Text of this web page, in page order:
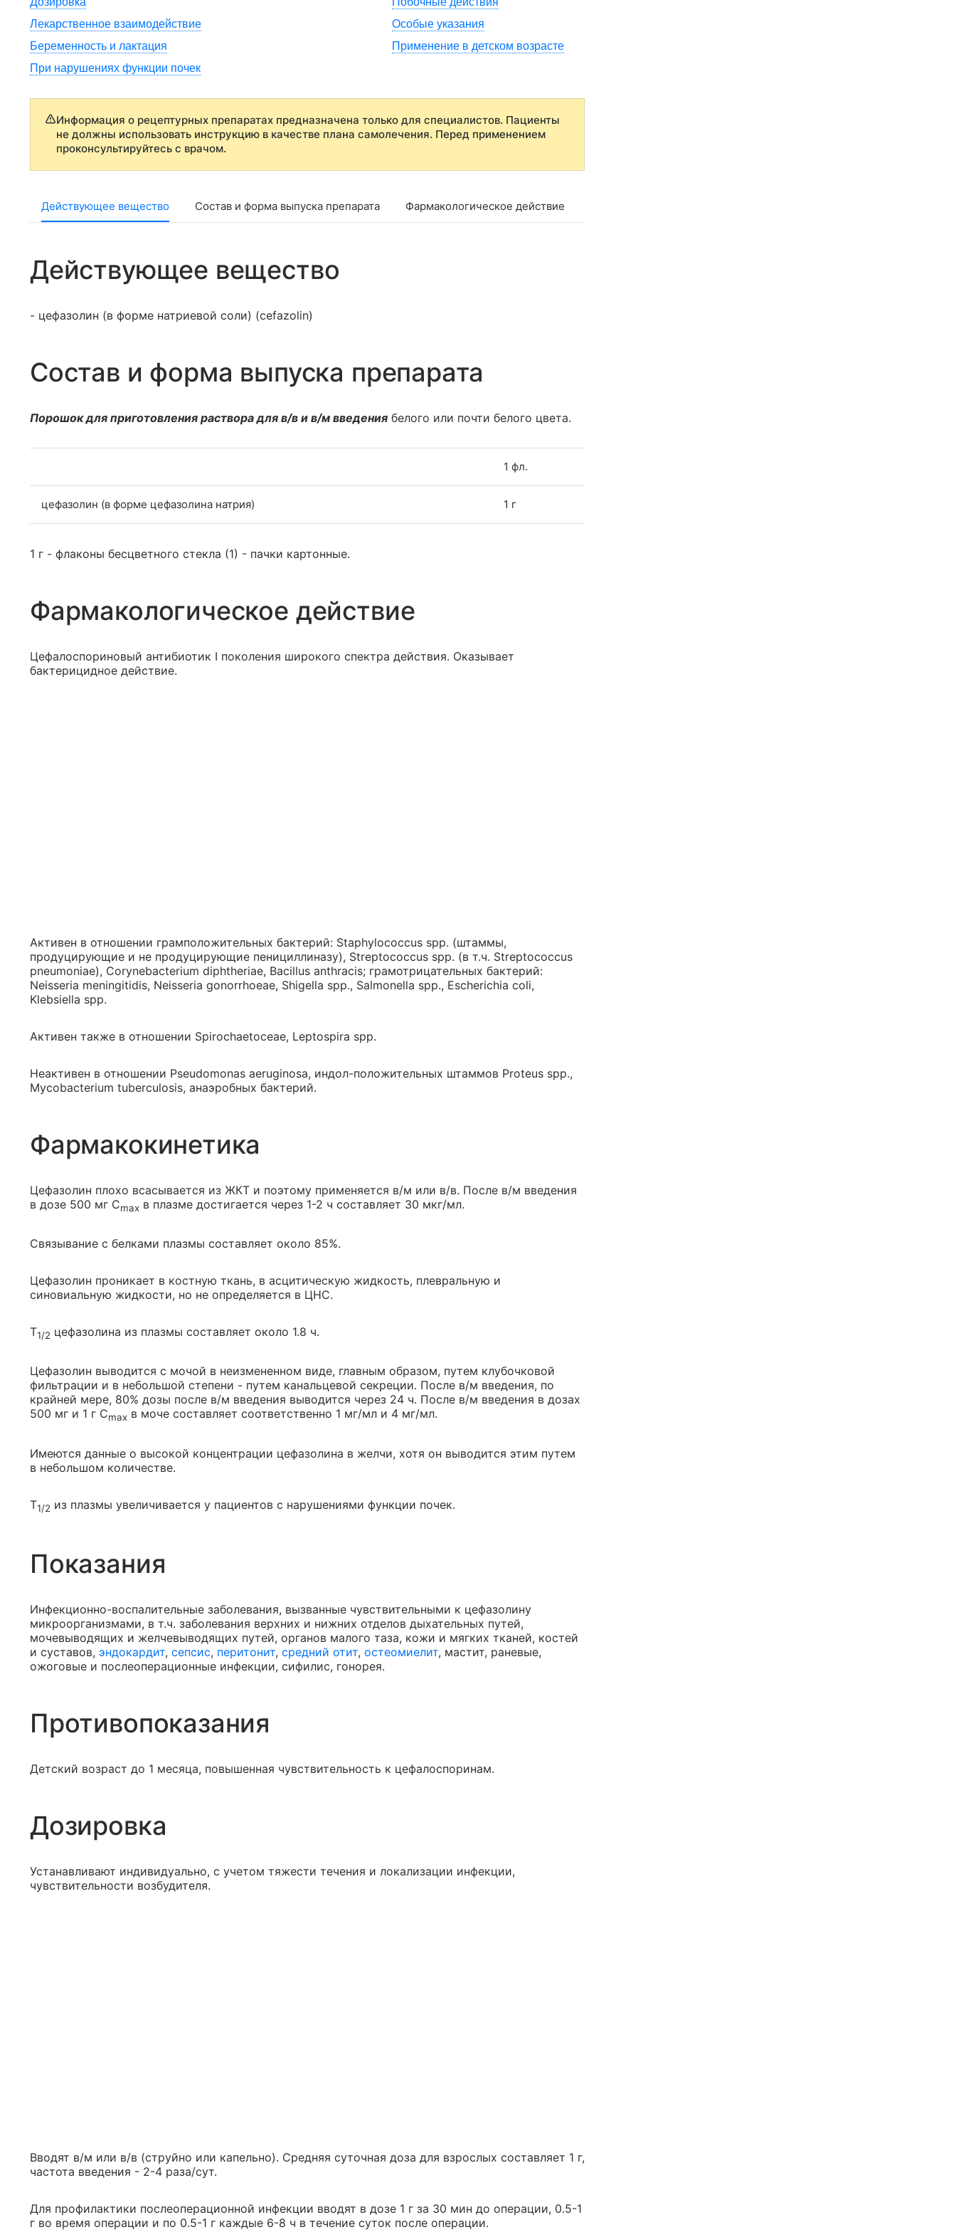
Лекарственное взаимодействие
Особые указания
Беременность и лактация
Применение в детском возрасте
При нарушениях функции почек
Информация о рецептурных препаратах предназначена только для специалистов. Пациенты
не должны использовать инструкцию в качестве плана самолечения. Перед применением
проконсультируйтесь с врачом.
Действующее вещество Состав и форма выпуска препарата Фармакологическое действие
Действующее вещество
- цефазолин (в форме натриевой соли) (cefazolin)
Состав и форма выпуска препарата
Порошок для приготовления раствора для в/в и в/м введения белого или почти белого цвета.
1 фл.
цефазолин (в форме цефазолина натрия) 1 г
1 г - флаконы бесцветного стекла (1) - пачки картонные.
Фармакологическое действие
Цефалоспориновый антибиотик I поколения широкого спектра действия. Оказывает
бактерицидное действие.
Активен в отношении грамположительных бактерий: Staphylococcus spp. (штаммы,
продуцирующие и не продуцирующие пенициллиназу), Streptococcus spp. (в т.ч. Streptococcus
pneumoniae), Corynebacterium diphtheriae, Bacillus anthracis; грамотрицательных бактерий:
Neisseria meningitidis, Neisseria gonorrhoeae, Shigella spp., Salmonella spp., Escherichia coli,
Klebsiella spp.
Активен также в отношении Spirochaetoceae, Leptospira spp.
Неактивен в отношении Pseudomonas aeruginosa, индол-положительных штаммов Proteus spp.,
Mycobacterium tuberculosis, анаэробных бактерий.
Фармакокинетика
Цефазолин плохо всасывается из ЖКТ и поэтому применяется в/м или в/в. После в/м введения
в дозе 500 мг Cmax в плазме достигается через 1-2 ч составляет 30 мкг/мл.
Связывание с белками плазмы составляет около 85%.
Цефазолин проникает в костную ткань, в асцитическую жидкость, плевральную и
синовиальную жидкости, но не определяется в ЦНС.
T1/2 цефазолина из плазмы составляет около 1.8 ч.
Цефазолин выводится с мочой в неизмененном виде, главным образом, путем клубочковой
фильтрации и в небольшой степени - путем канальцевой секреции. После в/м введения, по
крайней мере, 80% дозы после в/м введения выводится через 24 ч. После в/м введения в дозах
500 мг и 1 г Cmax в моче составляет соответственно 1 мг/мл и 4 мг/мл.
Имеются данные о высокой концентрации цефазолина в желчи, хотя он выводится этим путем
в небольшом количестве.
T1/2 из плазмы увеличивается у пациентов с нарушениями функции почек.
Показания
Инфекционно-воспалительные заболевания, вызванные чувствительными к цефазолину
микроорганизмами, в т.ч. заболевания верхних и нижних отделов дыхательных путей,
мочевыводящих и желчевыводящих путей, органов малого таза, кожи и мягких тканей, костей
и суставов, эндокардит, сепсис, перитонит, средний отит, остеомиелит, мастит, раневые,
ожоговые и послеоперационные инфекции, сифилис, гонорея.
Противопоказания
Детский возраст до 1 месяца, повышенная чувствительность к цефалоспоринам.
Дозировка
Устанавливают индивидуально, с учетом тяжести течения и локализации инфекции,
чувствительности возбудителя.
Вводят в/м или в/в (струйно или капельно). Средняя суточная доза для взрослых составляет 1 г,
частота введения - 2-4 раза/сут.
Для профилактики послеоперационной инфекции вводят в дозе 1 г за 30 мин до операции, 0.5-1
г во время операции и по 0.5-1 г каждые 6-8 ч в течение суток после операции.